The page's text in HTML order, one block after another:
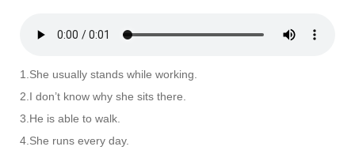
1.She usually stands while working.
2.I don’t know why she sits there.
3.He is able to walk.
4.She runs every day.